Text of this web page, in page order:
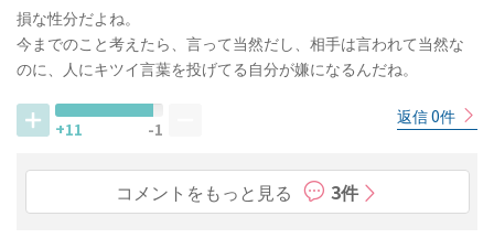
損な性分だよね。
今までのこと考えたら、言って当然だし、相手は言われて当然な
のに、人にキツイ言葉を投げてる自分が嫌になるんだね。
+11 -1
返信 0件
コメントをもっと見る 3件